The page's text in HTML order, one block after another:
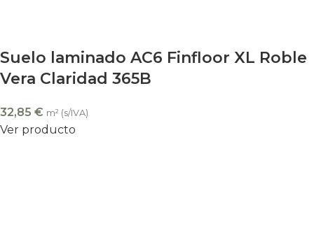
Suelo laminado AC6 Finfloor XL Roble
Vera Claridad 365B
32,85 € m² (s/IVA)
Ver producto